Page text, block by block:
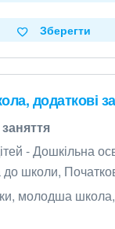
Зберегти
додаткові
- Дошкільна
до школи,
молодша